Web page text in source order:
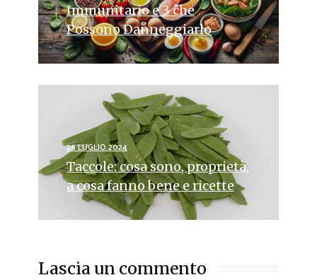
Immunitario e 3 che
Possono Danneggiarlo
26 LUGLIO 2024
Taccole: cosa sono, proprietà,
a cosa fanno bene e ricette
Lascia un commento